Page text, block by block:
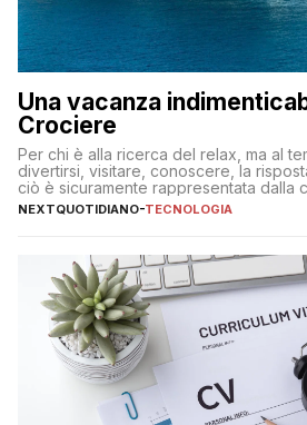
Una vacanza
Crociere
Per chi è alla ricerca del relax, ma al
divertirsi, visitare, conoscere, la
ciò è sicuramente rappresentata dalla
NEXTQUOTIDIANO-TECNOLOGIA